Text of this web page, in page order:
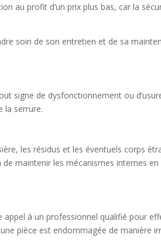
au profit d’un prix plus bas, car la
soin de son entretien et de sa
signe de dysfonctionnement ou
la serrure.
les résidus et les éventuels corps
maintenir les mécanismes internes
à un professionnel qualifié pour
pièce est endommagée de manière